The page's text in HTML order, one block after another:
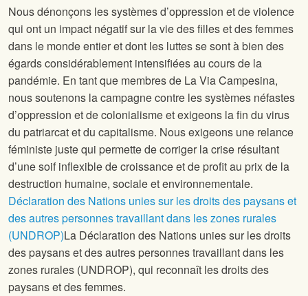
Nous dénonçons les systèmes d’oppression et de violence
qui ont un impact négatif sur la vie des filles et des femmes
dans le monde entier et dont les luttes se sont à bien des
égards considérablement intensifiées au cours de la
pandémie. En tant que membres de La Via Campesina,
nous soutenons la campagne contre les systèmes néfastes
d’oppression et de colonialisme et exigeons la fin du virus
du patriarcat et du capitalisme. Nous exigeons une relance
féministe juste qui permette de corriger la crise résultant
d’une soif inflexible de croissance et de profit au prix de la
destruction humaine, sociale et environnementale.
Déclaration des Nations unies sur les droits des paysans et
des autres personnes travaillant dans les zones rurales
(UNDROP)La Déclaration des Nations unies sur les droits
des paysans et des autres personnes travaillant dans les
zones rurales (UNDROP), qui reconnaît les droits des
paysans et des femmes.